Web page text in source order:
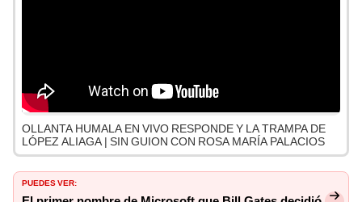
OLLANTA HUMALA EN VIVO RESPONDE Y LA TRAMPA DE
LÓPEZ ALIAGA | SIN GUION CON ROSA MARÍA PALACIOS
PUEDES VER: